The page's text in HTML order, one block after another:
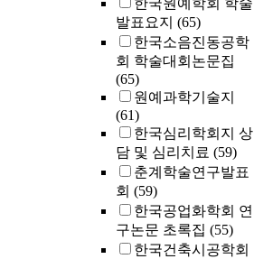
한국원예학회 학술
발표요지 (65)
한국소음진동공학
회 학술대회논문집
(65)
원예과학기술지
(61)
한국심리학회지 상
담 및 심리치료 (59)
춘계학술연구발표
회 (59)
한국공업화학회 연
구논문 초록집 (55)
한국건축시공학회